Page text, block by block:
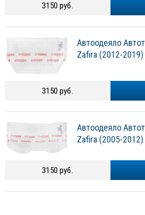
3150 руб.
Автоодеяло
Zafira (2012-2019)
3150 руб.
Автоодеяло
Zafira (2005-2012)
3150 руб.